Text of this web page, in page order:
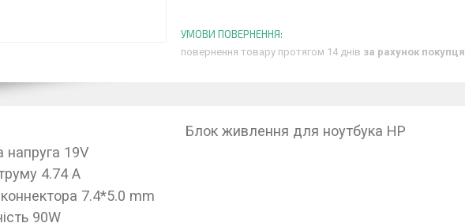
повернення товару протягом 14 днів за рахунок покупця
Блок живлення для ноутбука HP
напруга 19V
4.74 A
7.4*5.0 mm
90W